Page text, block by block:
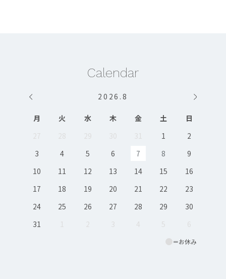
Calendar
2026 .8
＝お休み
月 火 水 木 金 土
日
27
28 29 30 31 1
2
3
4 5 6 7 8
9
10
11 12 13 14 15
16
17
18 19 20 21 22
23
24
25 26 27 28 29
30
31
1 2 3 4 5 6